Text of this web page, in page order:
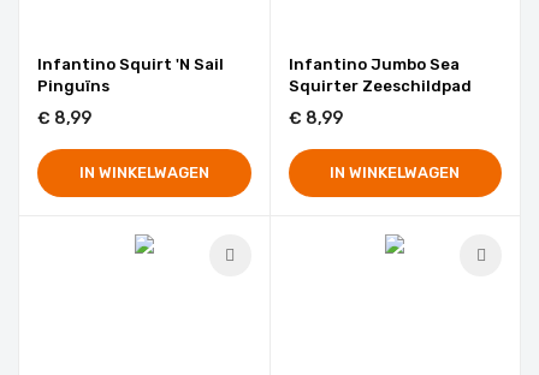
Infantino Squirt 'N Sail
Pinguïns
€ 8,99
IN WINKELWAGEN
Infantino Jumbo Sea
Squirter Zeeschildpad
€ 8,99
IN WINKELWAGEN